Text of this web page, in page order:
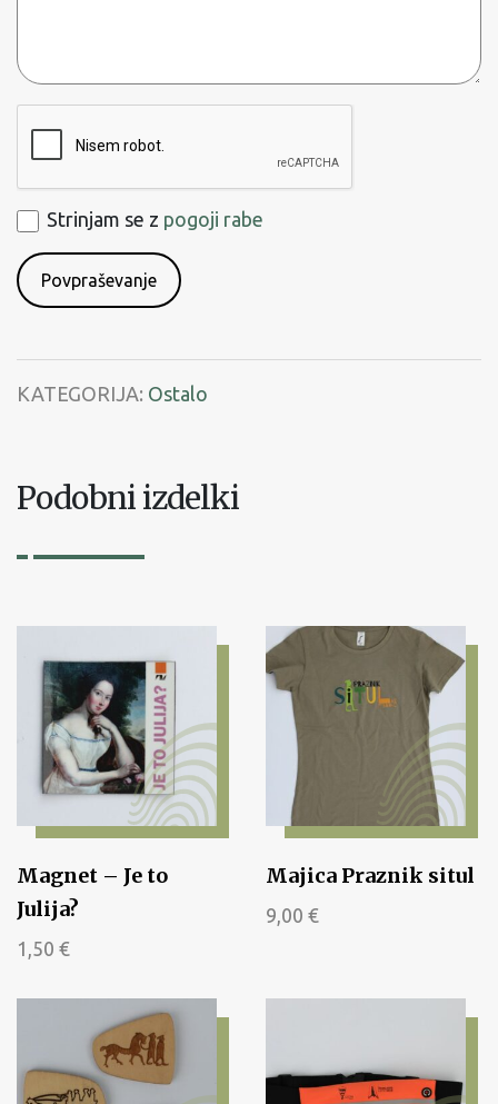
Strinjam
se
s
Strinjam se z pogoji rabe
KATEGORIJA: Ostalo
Podobni izdelki
Magnet – Je to
Julija?
1,50 €
Majica Praznik situl
9,00 €